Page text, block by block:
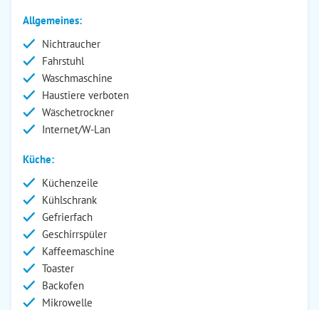
Allgemeines:
Nichtraucher
Fahrstuhl
Waschmaschine
Haustiere verboten
Wäschetrockner
Internet/W-Lan
Küche:
Küchenzeile
Kühlschrank
Gefrierfach
Geschirrspüler
Kaffeemaschine
Toaster
Backofen
Mikrowelle